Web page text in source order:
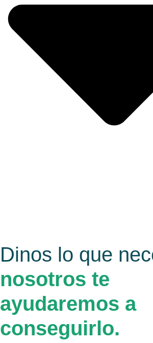
Dinos lo que
nosotros te
ayudaremos a
conseguirlo.